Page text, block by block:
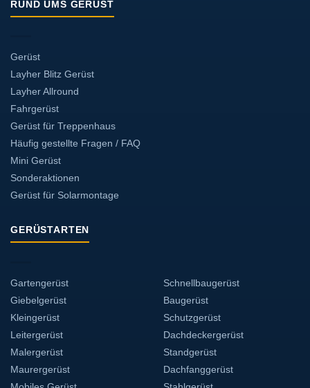
RUND UMS GERÜST
Gerüst
Layher Blitz Gerüst
Layher Allround
Fahrgerüst
Gerüst für Treppenhaus
Häufig gestellte Fragen / FAQ
Mini Gerüst
Sonderaktionen
Gerüst für Solarmontage
GERÜSTARTEN
Gartengerüst
Giebelgerüst
Kleingerüst
Leitergerüst
Malergerüst
Maurergerüst
Schnellbaugerüst
Baugerüst
Schutzgerüst
Dachdeckergerüst
Standgerüst
Dachfanggerüst